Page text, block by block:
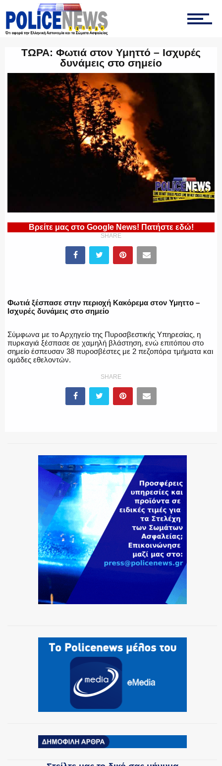
ΤΡΟΧΑΙΑ
ΥΑΤ/ΥΜΕΤ
ΠΥΡΟΣΒΕΣΤΙΚΗ
ΑΣΤΥΝΟΜΙΚΟ ΡΕΠΟΡΤΑΖ
Η ΦΩΝΗ ΣΟΥ
ΤΩΡΑ: Φωτιά στον Υμηττό – Ισχυρές
δυνάμεις στο σημείο
Βρείτε μας στο Google News! Πατήστε εδώ!
SHARE
Φωτιά ξέσπασε στην περιοχή Κακόρεμα στον Υμηττο –
Ισχυρές δυνάμεις στο σημείο
Σύμφωνα με το Αρχηγείο της Πυροσβεστικής Υπηρεσίας, η
πυρκαγιά ξέσπασε σε χαμηλή βλάστηση, ενώ επιτόπου στο
σημείο έσπευσαν 38 πυροσβέστες με 2 πεζοπόρα τμήματα και
ομάδες εθελοντών.
SHARE